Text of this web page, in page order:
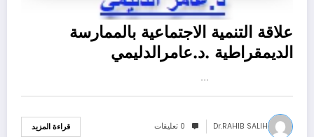
علاقة التنمية الاجتماعية بالممارسة
الديمقراطية .د.عامرالدليمي
…
Dr.RAHIB SALIH 0 تعليقات قراءة المزيد